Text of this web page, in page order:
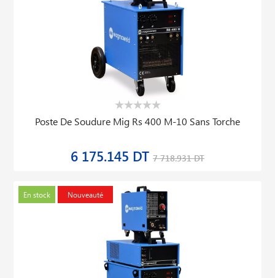
Poste De Soudure Mig Rs 400 M-10 Sans Torche
6 175.145 DT 7 718.931 DT
En stock Nouveauté